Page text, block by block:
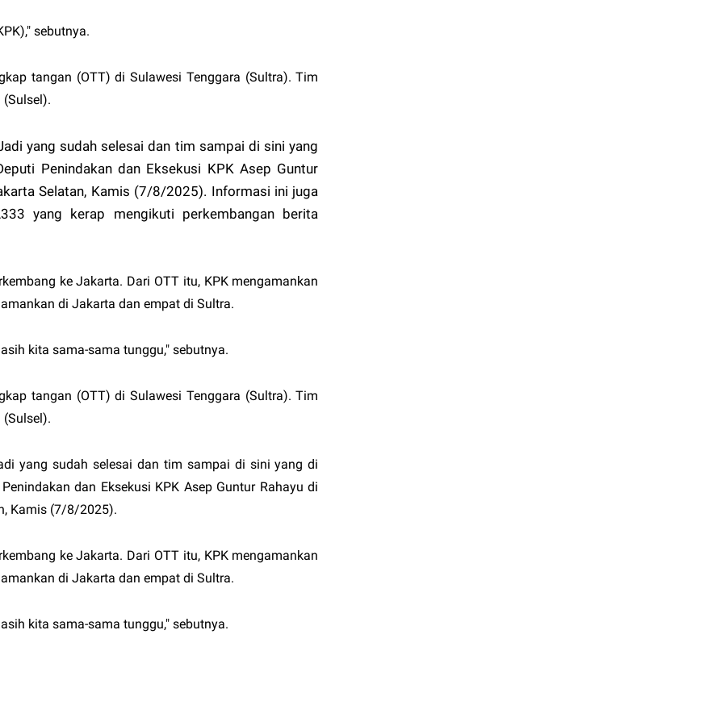
sebutnya.
tangan (OTT) di Sulawesi Tenggara (Sultra). Tim
(Sulsel).
yang sudah selesai dan tim sampai di sini yang
Penindakan dan Eksekusi KPK Asep Guntur
Selatan, Kamis (7/8/2025). Informasi ini juga
yang kerap mengikuti perkembangan berita
ke Jakarta. Dari OTT itu, KPK mengamankan
di Jakarta dan empat di Sultra.
kita sama-sama tunggu," sebutnya.
tangan (OTT) di Sulawesi Tenggara (Sultra). Tim
(Sulsel).
yang sudah selesai dan tim sampai di sini yang di
dan Eksekusi KPK Asep Guntur Rahayu di
Kamis (7/8/2025).
ke Jakarta. Dari OTT itu, KPK mengamankan
di Jakarta dan empat di Sultra.
kita sama-sama tunggu," sebutnya.